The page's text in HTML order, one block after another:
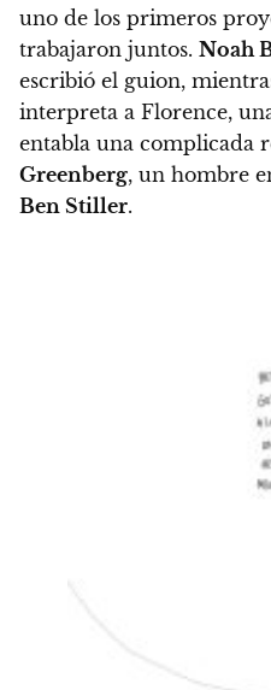
uno de los primeros
trabajaron juntos. Noah
escribió el guion,
interpreta a Florence,
entabla una complicada
Greenberg, un hombre
Ben Stiller.